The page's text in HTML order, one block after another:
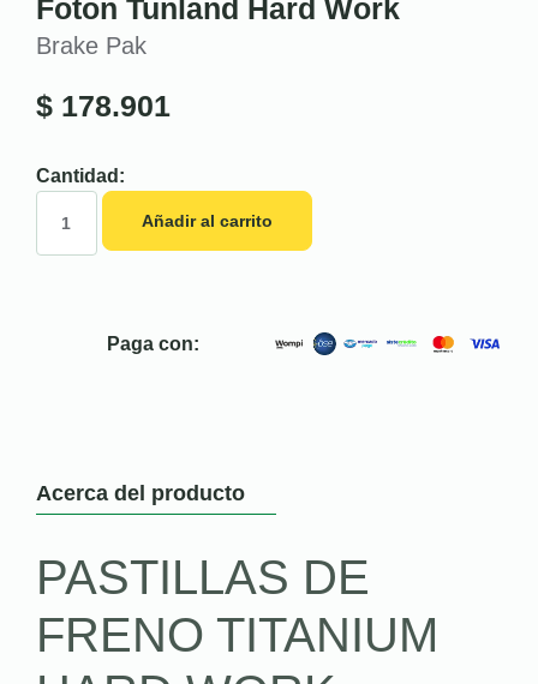
Foton Tunland Hard Work
Brake Pak
$ 178.901
Cantidad:
Añadir al carrito
Paga con:
Acerca del producto
PASTILLAS DE
FRENO TITANIUM